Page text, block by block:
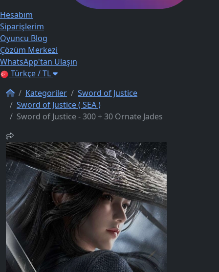
Hesabım
Siparişlerim
Oyuncu Blog
Çözüm Merkezi
WhatsApp'tan Ulaşın
Türkçe / TL
Kategoriler
Sword of Justice
Sword of Justice ( SEA )
Sword of Justice - 300 + 30 Ornate Jades